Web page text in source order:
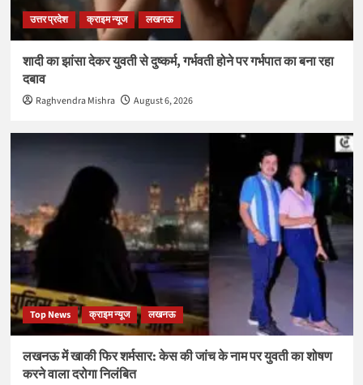
उत्तर प्रदेश क्राइम न्यूज लखनऊ
शादी का झांसा देकर युवती से दुष्कर्म, गर्भवती होने पर गर्भपात का बना रहा
दबाव
Raghvendra Mishra August 6, 2026
Top News क्राइम न्यूज लखनऊ
लखनऊ में खाकी फिर शर्मसार: केस की जांच के नाम पर युवती का शोषण
करने वाला दरोगा निलंबित